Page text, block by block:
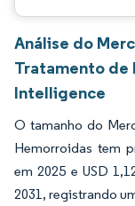
Análise do
Tratamento de
Intelligence
O tamanho do
Hemorroidas tem
em 2025 e USD
2031, registrando